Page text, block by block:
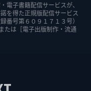
電子書籍配信サービスが、
を得た正規版配信サービス
番号第６０９１７１３号）
たは［電子出版制作・流通